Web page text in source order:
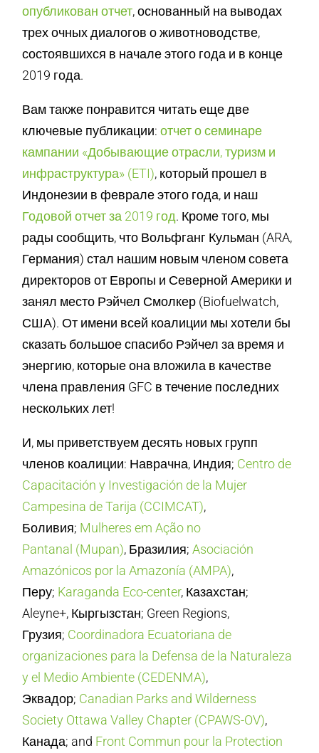
опубликован отчет, основанный на выводах
трех очных диалогов о животноводстве,
состоявшихся в начале этого года и в конце
2019 года.
Вам также понравится читать еще две
ключевые публикации:отчет о семинаре
кампании «Добывающие отрасли, туризм и
инфраструктура» (ETI), который прошел в
Индонезии в феврале этого года, и наш
Годовой отчет за 2019 год. Кроме того, мы
рады сообщить, что Вольфганг Кульман (ARA,
Германия) стал нашим новым членом совета
директоров от Европы и Северной Америки и
занял место Рэйчел Смолкер (Biofuelwatch,
США). От имени всей коалиции мы хотели бы
сказать большое спасибо Рэйчел за время и
энергию, которые она вложила в качестве
члена правления GFC в течение последних
нескольких лет!
И, мы приветствуем десять новых групп
членов коалиции: Наврачна, Индия; Centro de
Capacitación y Investigación de la Mujer
Campesina de Tarija (CCIMCAT),
Боливия; Mulheres em Ação no
Pantanal (Mupan), Бразилия;Asociación
Amazónicos por la Amazonía (AMPA),
Перу; Karaganda Eco-center, Казахстан;
Aleyne+, Кыргызстан; Green Regions,
Грузия; Coordinadora Ecuatoriana de
organizaciones para la Defensa de la Naturaleza
y el Medio Ambiente (CEDENMA),
Эквадор; Canadian Parks and Wilderness
Society Ottawa Valley Chapter (CPAWS-OV),
Канада; and Front Commun pour la Protection